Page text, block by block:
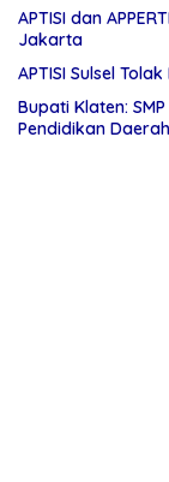
APTISI dan
Jakarta
APTISI Sulsel
Bupati Klaten:
Pendidikan